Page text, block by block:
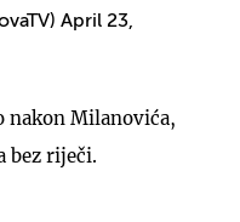
April 23,
nakon Milanovića,
bez riječi.